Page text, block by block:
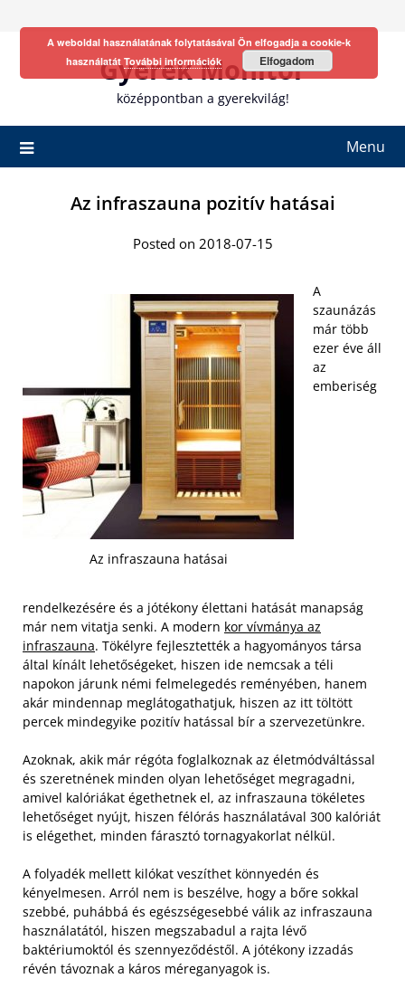
Gyerek Monitor
középpontban a gyerekvilág!
Menu
Az infraszauna pozitív hatásai
Posted on 2018-07-15
Az infraszauna hatásai
A
szaunázás
már több
ezer éve áll
az
emberiség
rendelkezésére és a jótékony élettani hatását manapság
már nem vitatja senki. A modern kor vívmánya az
infraszauna. Tökélyre fejlesztették a hagyományos társa
által kínált lehetőségeket, hiszen ide nemcsak a téli
napokon járunk némi felmelegedés reményében, hanem
akár mindennap meglátogathatjuk, hiszen az itt töltött
percek mindegyike pozitív hatással bír a szervezetünkre.
Azoknak, akik már régóta foglalkoznak az életmódváltással
és szeretnének minden olyan lehetőséget megragadni,
amivel kalóriákat égethetnek el, az infraszauna tökéletes
lehetőséget nyújt, hiszen félórás használatával 300 kalóriát
is elégethet, minden fárasztó tornagyakorlat nélkül.
A folyadék mellett kilókat veszíthet könnyedén és
kényelmesen. Arról nem is beszélve, hogy a bőre sokkal
szebbé, puhábbá és egészségesebbé válik az infraszauna
használatától, hiszen megszabadul a rajta lévő
baktériumoktól és szennyeződéstől. A jótékony izzadás
révén távoznak a káros méreganyagok is.
A weboldal használatának folytatásával Ön elfogadja a cookie-k
használatát További információk Elfogadom